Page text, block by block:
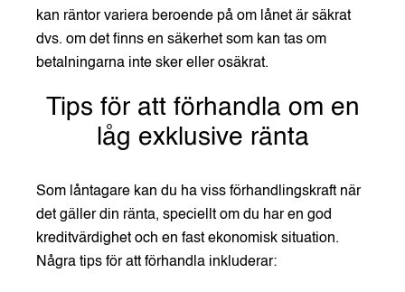
kan räntor variera beroende på om lånet är säkrat
dvs. om det finns en säkerhet som kan tas om
betalningarna inte sker eller osäkrat.
Tips för att förhandla om en
låg exklusive ränta
Som låntagare kan du ha viss förhandlingskraft när
det gäller din ränta, speciellt om du har en god
kreditvärdighet och en fast ekonomisk situation.
Några tips för att förhandla inkluderar: